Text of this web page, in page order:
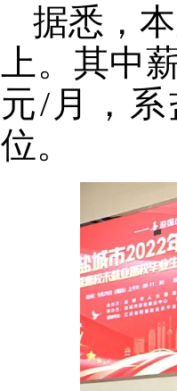
据悉，
上。其中
元/月，
位。